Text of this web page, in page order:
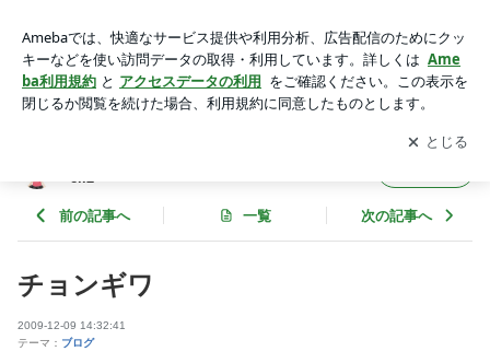
アプリをダウンロードして ブログの更新通知
を受け取りまし
ょう。
開く
er.2
前の記事へ 一覧 次の記事へ
チョンギワ
2009-12-09 14:32:41
テーマ： ブログ